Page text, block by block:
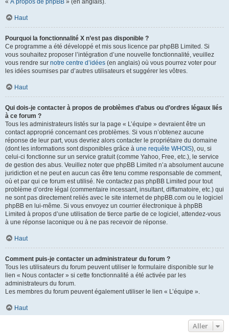
« À propos de phpBB » (en anglais).
Haut
Pourquoi la fonctionnalité X n’est pas disponible ?
Ce programme a été développé et mis sous licence par phpBB Limited. Si
vous souhaitez proposer l’intégration d’une nouvelle fonctionnalité, veuillez
vous rendre sur notre centre d’idées (en anglais) où vous pourrez voter pour
les idées soumises par d’autres utilisateurs et suggérer les vôtres.
Haut
Qui dois-je contacter à propos de problèmes d’abus ou d’ordres légaux liés
à ce forum ?
Tous les administrateurs listés sur la page « L’équipe » devraient être un
contact approprié concernant ces problèmes. Si vous n’obtenez aucune
réponse de leur part, vous devriez alors contacter le propriétaire du domaine
(dont les informations sont disponibles grâce à une requête WHOIS), ou, si
celui-ci fonctionne sur un service gratuit (comme Yahoo, Free, etc.), le service
de gestion des abus. Veuillez noter que phpBB Limited n’a absolument aucune
juridiction et ne peut en aucun cas être tenu comme responsable de comment,
où et par qui ce forum est utilisé. Ne contactez pas phpBB Limited pour tout
problème d’ordre légal (commentaire incessant, insultant, diffamatoire, etc.) qui
ne sont pas directement reliés avec le site internet de phpBB.com ou le logiciel
phpBB en lui-même. Si vous envoyez un courrier électronique à phpBB
Limited à propos d’une utilisation de tierce partie de ce logiciel, attendez-vous
à une réponse laconique ou à ne pas recevoir de réponse.
Haut
Comment puis-je contacter un administrateur du forum ?
Tous les utilisateurs du forum peuvent utiliser le formulaire disponible sur le
lien « Nous contacter » si cette fonctionnalité a été activée par les
administrateurs du forum.
Les membres du forum peuvent également utiliser le lien « L’équipe ».
Haut
Aller